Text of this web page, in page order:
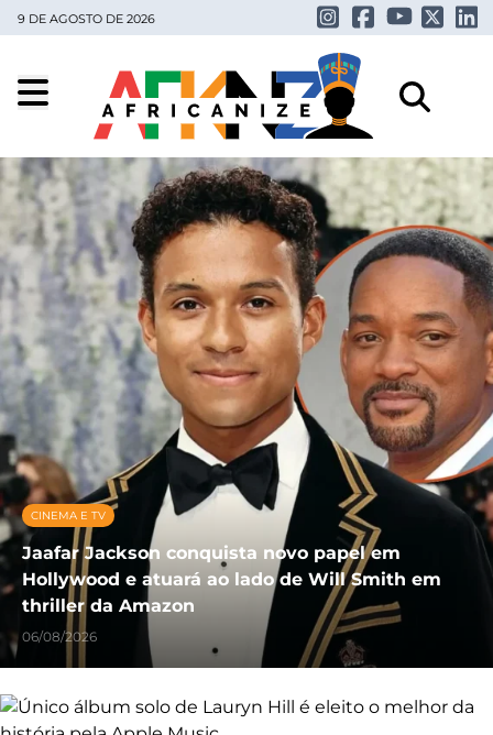
9 DE AGOSTO DE 2026
CINEMA E TV
Jaafar Jackson conquista novo papel em
Hollywood e atuará ao lado de Will Smith em
thriller da Amazon
06/08/2026